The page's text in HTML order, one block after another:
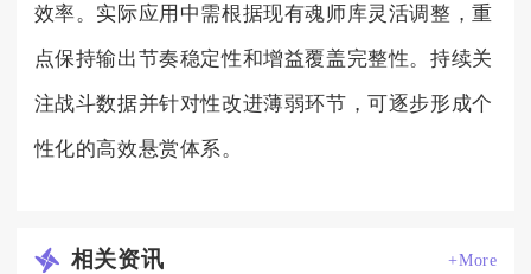
效率。实际应用中需根据现有魂师库灵活调整，重
点保持输出节奏稳定性和增益覆盖完整性。持续关
注战斗数据并针对性改进薄弱环节，可逐步形成个
性化的高效悬赏体系。
相关资讯 +More